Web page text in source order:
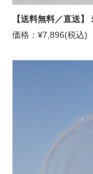
【送料無料／直送
価格：¥7,896(税込)